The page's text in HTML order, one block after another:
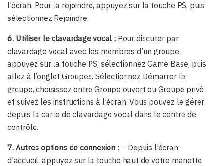
l’écran. Pour la rejoindre, appuyez sur la touche PS, puis
sélectionnez Rejoindre.
6. Utiliser le clavardage vocal : Pour discuter par
clavardage vocal avec les membres d’un groupe,
appuyez sur la touche PS, sélectionnez Game Base, puis
allez à l’onglet Groupes. Sélectionnez Démarrer le
groupe, choisissez entre Groupe ouvert ou Groupe privé
et suivez les instructions à l’écran. Vous pouvez le gérer
depuis la carte de clavardage vocal dans le centre de
contrôle.
7. Autres options de connexion : – Depuis l’écran
d’accueil, appuyez sur la touche haut de votre manette